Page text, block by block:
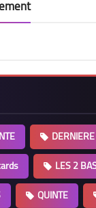
LES 2
QUINTE